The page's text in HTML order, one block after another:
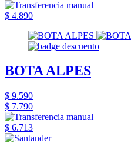
$ 4.890
BOTA ALPES
$ 9.590
$ 7.790
$ 6.713